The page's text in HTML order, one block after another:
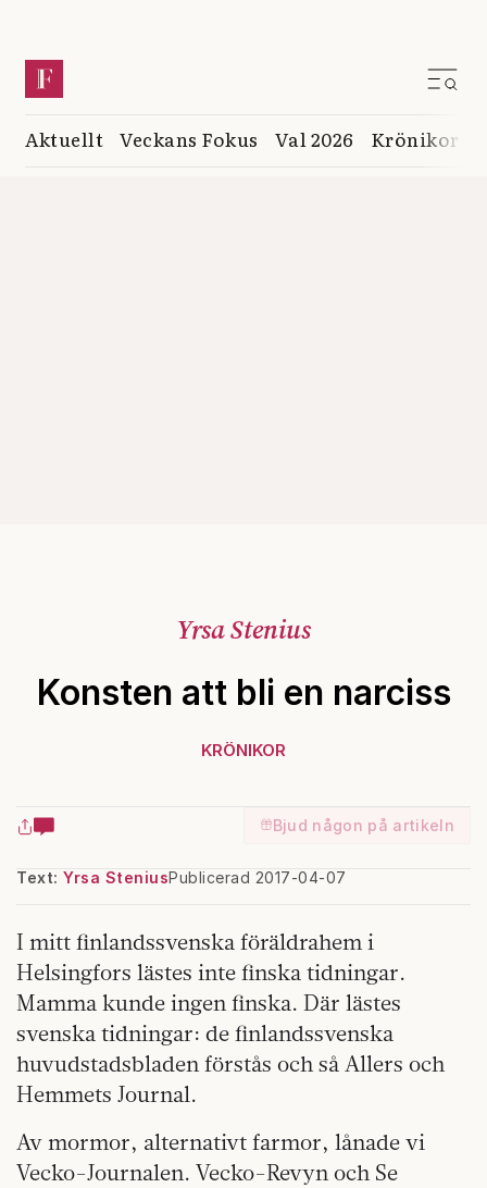
Aktuellt Veckans Fokus Val 2026 Krönikor
Yrsa Stenius
Konsten att bli en narciss
KRÖNIKOR
Bjud någon på artikeln
Text: Yrsa SteniusPublicerad 2017-04-07
I mitt finlandssvenska föräldrahem i
Helsingfors lästes inte finska tidningar.
Mamma kunde ingen finska. Där lästes
svenska tidningar: de finlandssvenska
huvudstadsbladen förstås och så Allers och
Hemmets Journal.
Av mormor, alternativt farmor, lånade vi
Vecko-Journalen. Vecko-Revyn och Se